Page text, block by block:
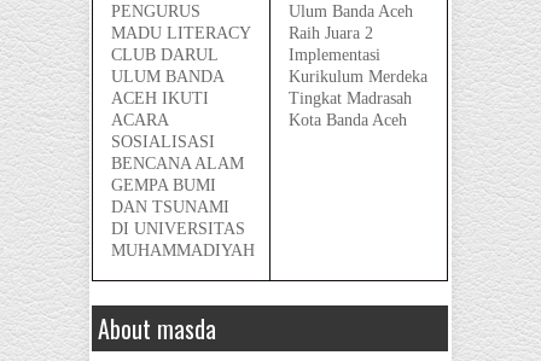
PENGURUS
MADU LITERACY
CLUB DARUL
ULUM BANDA
ACEH IKUTI
ACARA
SOSIALISASI
BENCANA ALAM
GEMPA BUMI
DAN TSUNAMI
DI UNIVERSITAS
MUHAMMADIYAH
Ulum Banda Aceh
Raih Juara 2
Implementasi
Kurikulum Merdeka
Tingkat Madrasah
Kota Banda Aceh
About masda